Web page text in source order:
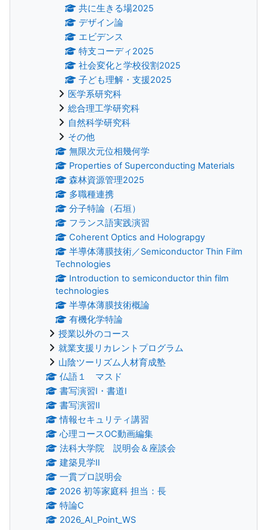
共に生きる場2025
デザイン論
エビデンス
特支コーディ2025
社会変化と学校役割2025
子ども理解・支援2025
医学系研究科
総合理工学研究科
自然科学研究科
その他
無限次元位相幾何学
Properties of Superconducting Materials
森林資源管理2025
多職種連携
分子特論（石垣）
フランス語実践演習
Coherent Optics and Holograpgy
半導体薄膜技術／Semiconductor Thin Film
Technologies
Introduction to semiconductor thin film
technologies
半導体薄膜技術概論
有機化学特論
授業以外のコース
就業支援リカレントプログラム
山陰ツーリズム人材育成塾
仏語１ マスド
書写演習Ⅰ・書道Ⅰ
書写演習Ⅱ
情報セキュリティ講習
心理コースOC動画編集
法科大学院 説明会＆座談会
建築見学Ⅱ
一貫プロ説明会
2026 初等家庭科 担当：長
特論C
2026_AI_Point_WS